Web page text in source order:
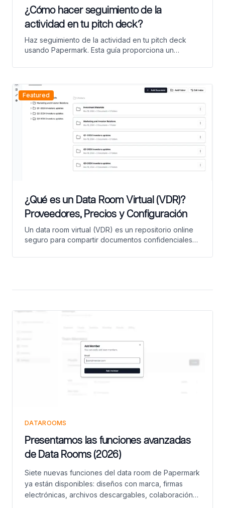
¿Cómo hacer seguimiento de la
actividad en tu pitch deck?
Haz seguimiento de la actividad en tu pitch deck
usando Papermark. Esta guía proporciona un
para tu pitch deck.
Featured
¿Qué es un Data Room Virtual (VDR)?
Proveedores, Precios y Configuración
Un data room virtual (VDR) es un repositorio online
seguro para compartir documentos confidenciales
fondos y diligencia debida. Esta guía de 2026 cubre
configuración.
DATAROOMS
Presentamos las funciones avanzadas
de Data Rooms (2026)
Siete nuevas funciones del data room de Papermark
ya están disponibles: diseños con marca, firmas
electrónicas, archivos descargables, colaboración